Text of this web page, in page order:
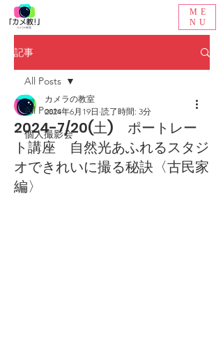
ME
NU
記事
All Posts
個人撮影会
All Posts
2024-7/20(土) ポートレー
ト講座 自然光あふれるスタジ
オできれいに撮る秘訣〈古民家
編〉
カメラの教室
2024年6月19日 読了時間: 3分